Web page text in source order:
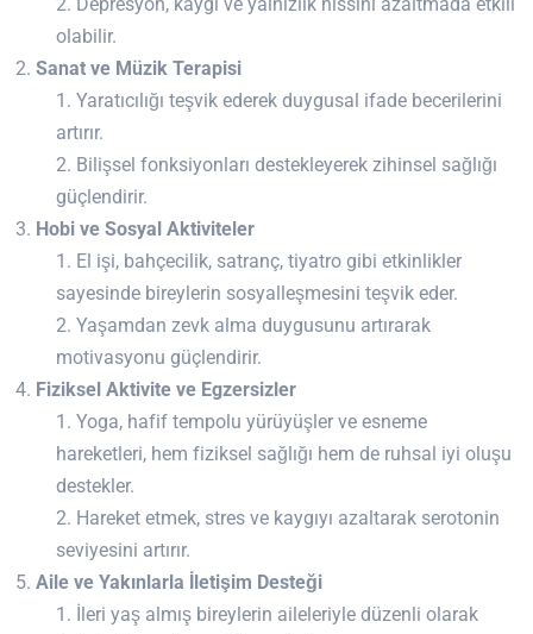
olabilir.
Sanat ve Müzik Terapisi
Yaratıcılığı teşvik ederek duygusal ifade becerilerini
artırır.
Bilişsel fonksiyonları destekleyerek zihinsel sağlığı
güçlendirir.
Hobi ve Sosyal Aktiviteler
El işi, bahçecilik, satranç, tiyatro gibi etkinlikler
sayesinde bireylerin sosyalleşmesini teşvik eder.
Yaşamdan zevk alma duygusunu artırarak
motivasyonu güçlendirir.
Fiziksel Aktivite ve Egzersizler
Yoga, hafif tempolu yürüyüşler ve esneme
hareketleri, hem fiziksel sağlığı hem de ruhsal iyi oluşu
destekler.
Hareket etmek, stres ve kaygıyı azaltarak serotonin
seviyesini artırır.
Aile ve Yakınlarla İletişim Desteği
İleri yaş almış bireylerin aileleriyle düzenli olarak